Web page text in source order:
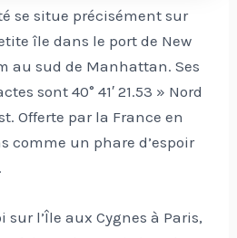
se situe précisément sur
île dans le port de New
au sud de Manhattan. Ses
sont 40° 41′ 21.53 » Nord
Offerte par la France en
comme un phare d’espoir
l’Île aux Cygnes à Paris,